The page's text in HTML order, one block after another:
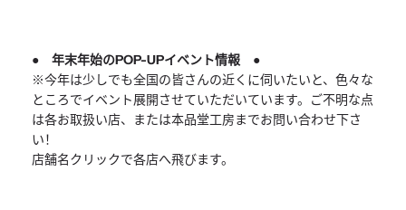
● 年末年始のPOP-UPイベント情報 ●
※今年は少しでも全国の皆さんの近くに伺いたいと、 色々な
ところでイベント展開させていただいています。
ご不明な点
は各お取扱い店、
または本品堂工房までお問い合わせ下さ
い！
店舗名クリックで各店へ飛びます。